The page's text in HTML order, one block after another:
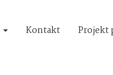
Kontakt Projekt